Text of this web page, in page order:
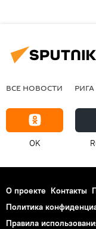
ВСЕ НОВОСТИ РИГА
OK
О проекте Контакты
Политика
Правила